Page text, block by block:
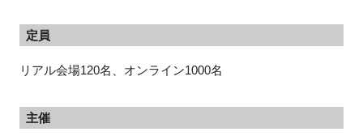
定員
リアル会場120名、オンライン1000名
主催